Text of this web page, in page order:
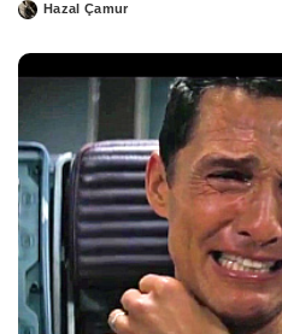
PostedHazal Çamur